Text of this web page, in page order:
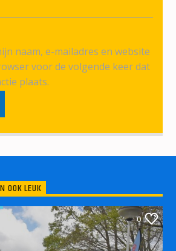
naam, e-mailadres en website
voor de volgende keer dat
plaats.
OOK LEUK
0